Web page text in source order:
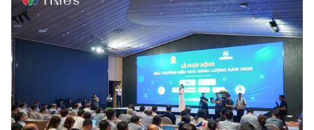
THỜI BÁO VTV
Theo dõi báo trên